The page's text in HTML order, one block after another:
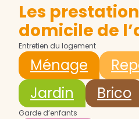
Les
domicile de
Entretien du logement
Ménage
Jardin
Brico
Garde d’enfants